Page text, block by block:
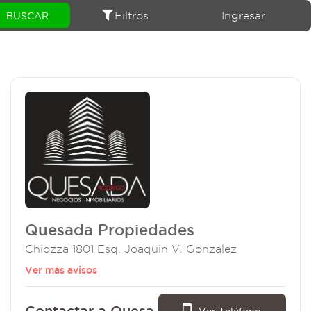
Filtros Ingresar
Quesada Propiedades
Chiozza 1801 Esq. Joaquin V. Gonzalez
Ver más avisos